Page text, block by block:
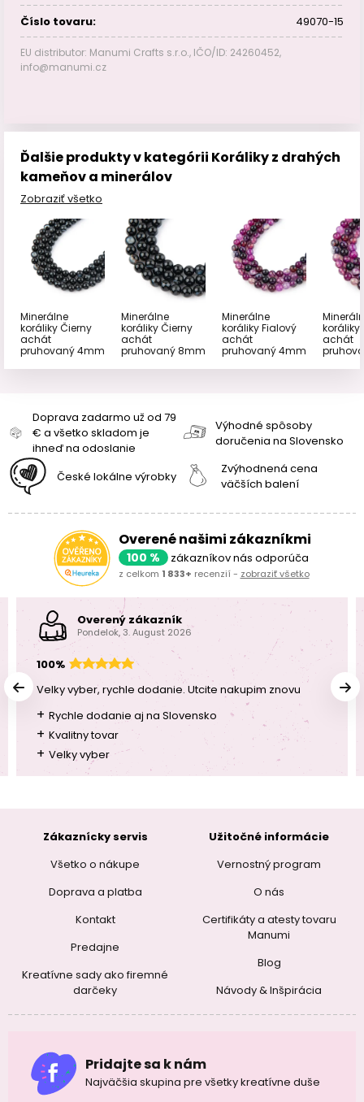
Číslo tovaru: 49070-15
EU distributor: Manumi Crafts s.r.o., IČO/ID: 24260452,
info@manumi.cz
Ďalšie produkty v kategórii Koráliky z drahých
kameňov a minerálov
Zobraziť všetko
Minerálne
koráliky Čierny
achát
pruhovaný 4mm
Minerálne
koráliky Čierny
achát
pruhovaný 8mm
Minerálne
koráliky Fialový
achát
pruhovaný 4mm
koráliky
achát
Doprava zadarmo už od 79
€ a všetko skladom je
ihneď na odoslanie
Výhodné spôsoby
doručenia na Slovensko
České lokálne výrobky
Zvýhodnená cena
väčších balení
Overené našimi zákazníkmi
100 % zákazníkov nás odporúča
z celkom 1 833+ recenzií - zobraziť všetko
Overený zákazník
Pondelok, 3. August 2026
100%
Velky vyber, rychle dodanie. Utcite nakupim znovu
+ Rychle dodanie aj na Slovensko
+ Kvalitny tovar
+ Velky vyber
Zákaznícky servis
Všetko o nákupe
Doprava a platba
Kontakt
Predajne
Kreatívne sady ako firemné
darčeky
Užitočné informácie
Vernostný program
O nás
Certifikáty a atesty tovaru
Manumi
Blog
Návody & Inšpirácia
Pridajte sa k nám
Najväčšia skupina pre všetky kreatívne duše